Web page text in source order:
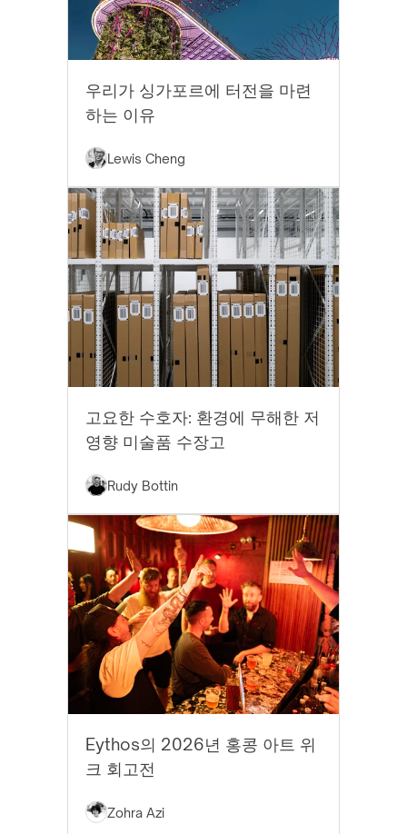
우리가 싱가포르에 터전을 마련
하는 이유
Lewis Cheng
고요한 수호자: 환경에 무해한 저
영향 미술품 수장고
Rudy Bottin
Eythos의 2026년 홍콩 아트 위
크 회고전
Zohra Azi